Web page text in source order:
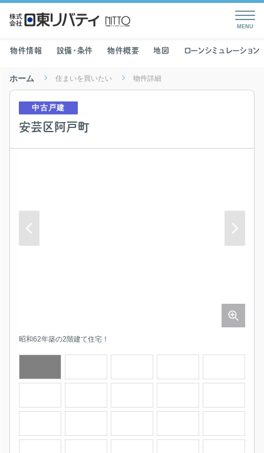
物件情報 設備・条件 物件概要 地図 ローンシミュレーション
ホーム 住まいを買いたい 物件詳細
中古戸建
安芸区阿戸町
昭和62年築の2階建て住宅！
安心安全なIHクッキングヒーター
1にの疲れを癒します
落ち着く和室もあります
広島市立阿戸小学校1210ｍ
広島市立阿戸中学校987ｍ